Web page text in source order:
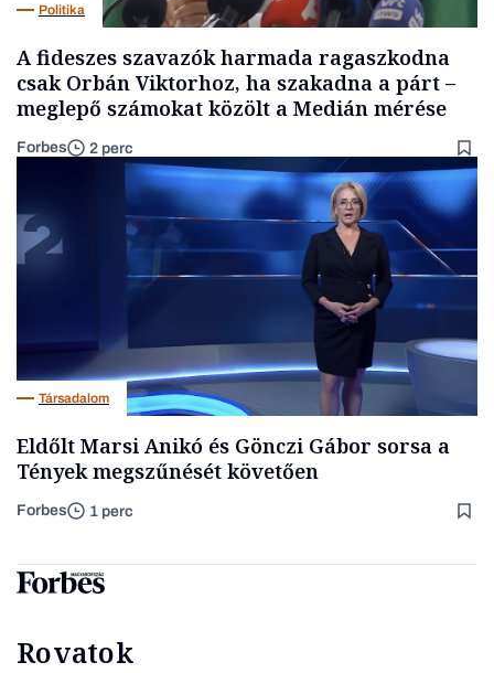
Politika
A fideszes szavazók harmada ragaszkodna
csak Orbán Viktorhoz, ha szakadna a párt –
meglepő számokat közölt a Medián mérése
Forbes 2 perc
Társadalom
Eldőlt Marsi Anikó és Gönczi Gábor sorsa a
Tények megszűnését követően
Forbes 1 perc
Rovatok